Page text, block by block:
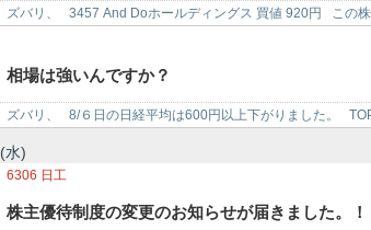
ズバリ、 3457 And Doホールディングス 買値 920円 こ
相場は強いんですか？
ズバリ、 8/６日の日経平均は600円以上下がりました。
(水)
6306 日工
株主優待制度の変更のお知らせが届きました。！